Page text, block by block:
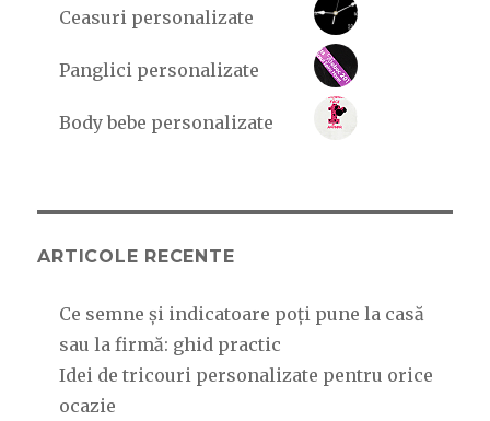
Ceasuri personalizate
Panglici personalizate
Body bebe personalizate
ARTICOLE RECENTE
Ce semne și indicatoare poți pune la casă
sau la firmă: ghid practic
Idei de tricouri personalizate pentru orice
ocazie